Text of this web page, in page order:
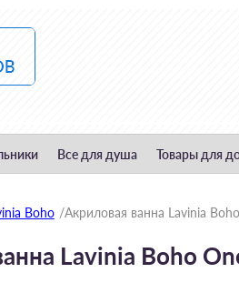
Все для душа Товары для
Boho /Акриловая ванна Lavinia
Lavinia Boho